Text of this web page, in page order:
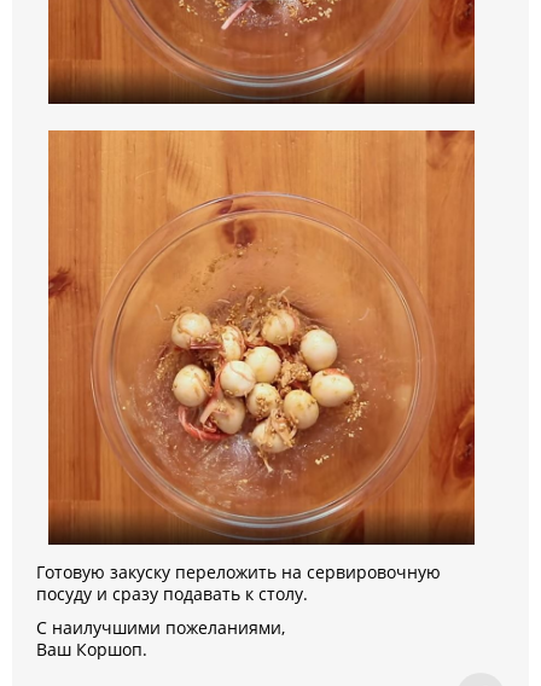
Готовую закуску переложить на сервировочную
посуду и сразу подавать к столу.
С наилучшими пожеланиями,
Ваш Коршоп.